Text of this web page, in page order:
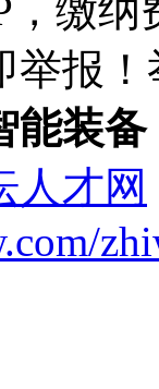
，缴
举报
能装
人才网